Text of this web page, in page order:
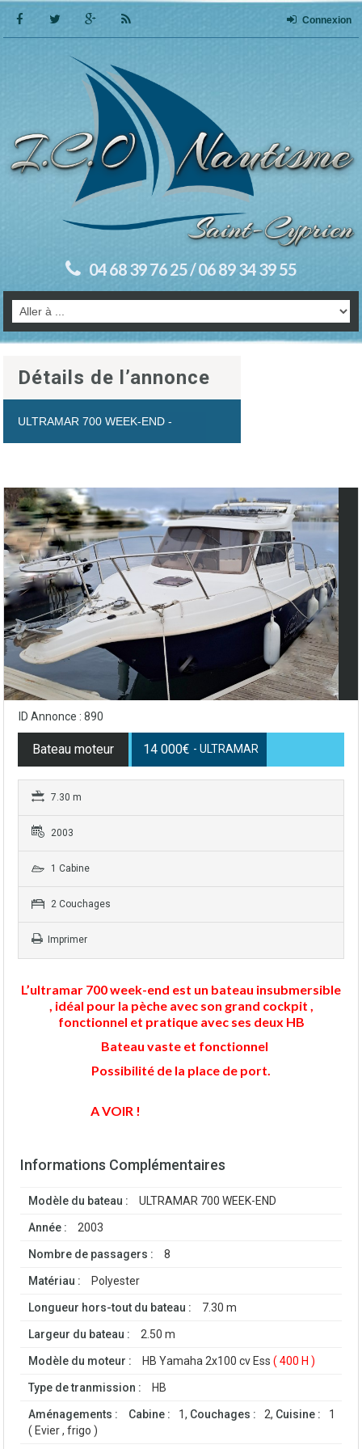
Connexion
04 68 39 76 25 / 06 89 34 39 55
Détails de l’annonce
ULTRAMAR 700 WEEK-END -
ID Annonce : 890
Bateau moteur 14 000€ - ULTRAMAR
7.30 m
2003
1 Cabine
2 Couchages
Imprimer
L’ultramar 700 week-end est un bateau insubmersible
, idéal pour la pèche avec son grand cockpit ,
fonctionnel et pratique avec ses deux HB
Bateau vaste et fonctionnel
Possibilité de la place de port.
A VOIR !
Informations Complémentaires
Modèle du bateau : ULTRAMAR 700 WEEK-END
Année : 2003
Nombre de passagers : 8
Matériau : Polyester
Longueur hors-tout du bateau : 7.30 m
Largeur du bateau : 2.50 m
Modèle du moteur : HB Yamaha 2x100 cv Ess ( 400 H )
Type de tranmission : HB
Aménagements : Cabine : 1, Couchages : 2, Cuisine :
1
( Evier , frigo )